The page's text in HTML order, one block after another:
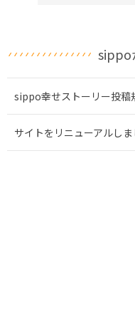
sippo
sippo幸せストーリー投稿
サイトをリニューアルし